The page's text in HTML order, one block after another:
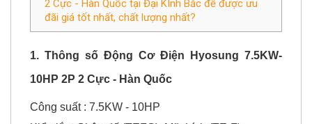
5. Mua Động Cơ Điện Hyosung 7.5KW- 10HP 2P
2 Cực - Hàn Quốc tại Đại KInh Bắc để được ưu
đãi giá tốt nhất, chất lượng nhất?
​1. Thông số
Động Cơ Điện Hyosung 7.5KW-